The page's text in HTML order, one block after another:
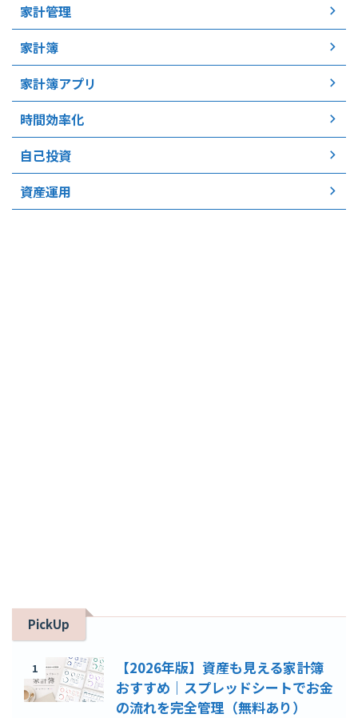
家計管理
家計簿
家計簿アプリ
時間効率化
自己投資
資産運用
PickUp
1
【2026年版】資産も見える家計簿
おすすめ｜スプレッドシートでお金
の流れを完全管理（無料あり）